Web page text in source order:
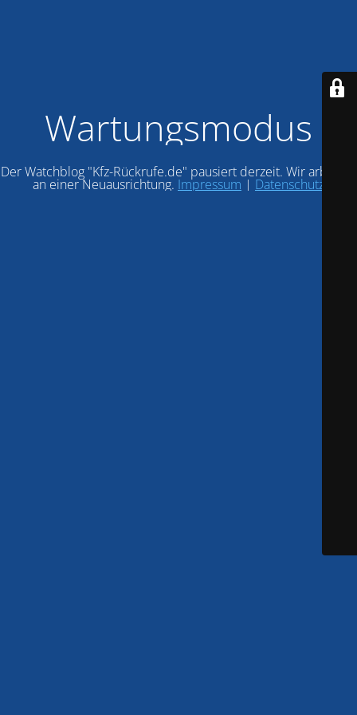
Wartungsmodus
Der Watchblog "Kfz-Rückrufe.de" pausiert derzeit. Wir arbeiten
an einer Neuausrichtung. Impressum | Datenschutz